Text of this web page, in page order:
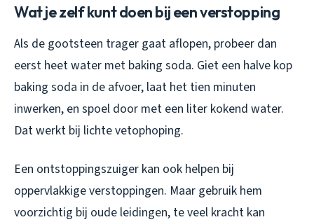
Wat je zelf kunt doen bij een verstopping
Als de gootsteen trager gaat aflopen, probeer dan
eerst heet water met baking soda. Giet een halve kop
baking soda in de afvoer, laat het tien minuten
inwerken, en spoel door met een liter kokend water.
Dat werkt bij lichte vetophoping.
Een ontstoppingszuiger kan ook helpen bij
oppervlakkige verstoppingen. Maar gebruik hem
voorzichtig bij oude leidingen, te veel kracht kan